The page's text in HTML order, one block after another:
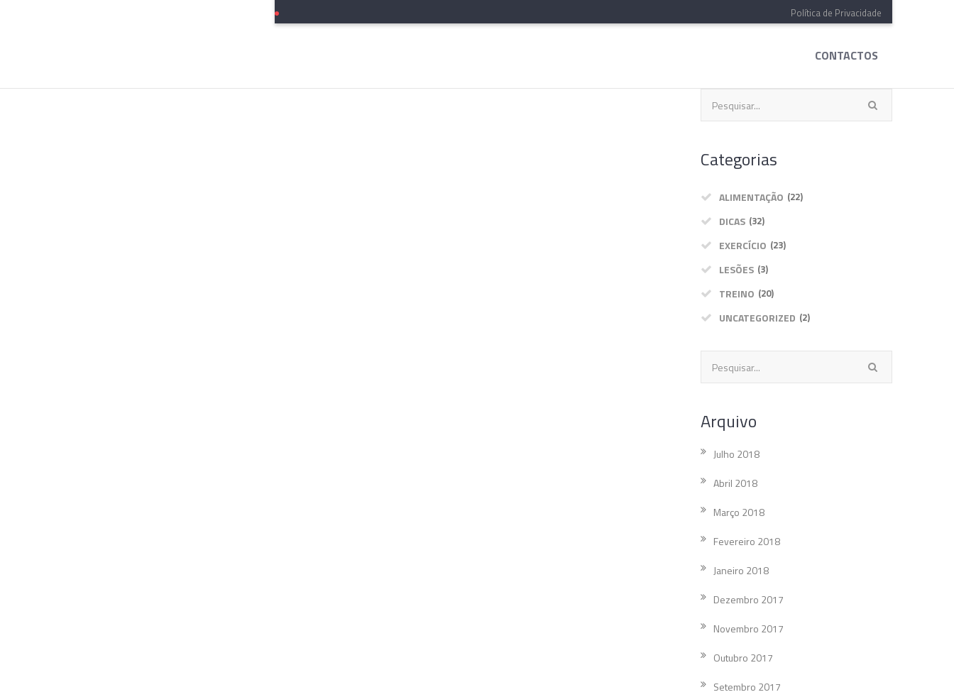
Política de Privacidade
CONTACTOS
Categorias
ALIMENTAÇÃO (22)
DICAS (32)
EXERCÍCIO (23)
LESÕES (3)
TREINO (20)
UNCATEGORIZED (2)
Arquivo
Julho 2018
Abril 2018
Março 2018
Fevereiro 2018
Janeiro 2018
Dezembro 2017
Novembro 2017
Outubro 2017
Setembro 2017